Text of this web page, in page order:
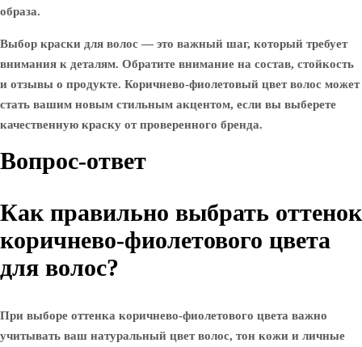
образа.
Выбор краски для волос — это важный шаг, который требует
внимания к деталям. Обратите внимание на состав, стойкость
и отзывы о продукте. Коричнево-фиолетовый цвет волос может
стать вашим новым стильным акцентом, если вы выберете
качественную краску от проверенного бренда.
Вопрос-ответ
Как правильно выбрать оттенок
коричнево-фиолетового цвета
для волос?
При выборе оттенка коричнево-фиолетового цвета важно
учитывать ваш натуральный цвет волос, тон кожи и личные